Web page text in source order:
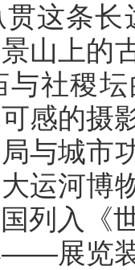
贯这条
山上的
社稷
感的摄
与城市
运河博
列入《
展览